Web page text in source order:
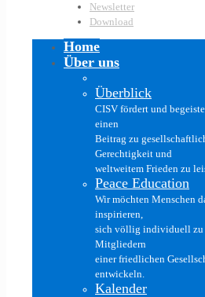
Newsletter
Download
Home
Über uns
Überblick
CISV fördert und
einen
Beitrag zu
Gerechtigkeit und
weltweitem Frieden zu
Peace Education
Wir möchten Menschen
inspirieren,
sich völlig individuell zu
Mitgliedern
einer friedlichen
entwickeln.
Kalender